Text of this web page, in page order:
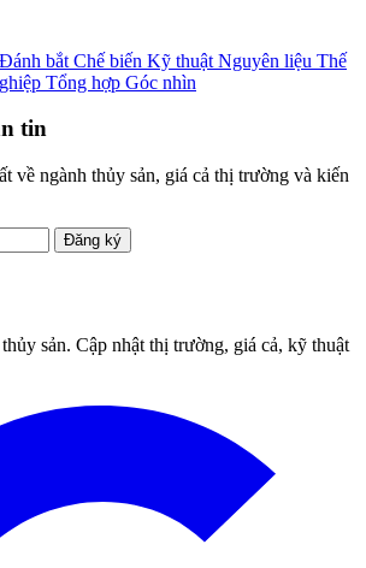
Đánh bắt Chế biến Kỹ thuật Nguyên liệu Thế
Tổng hợp Góc nhìn
tin
về ngành thủy sản, giá cả thị trường và kiến
Đăng ký
sản. Cập nhật thị trường, giá cả, kỹ thuật